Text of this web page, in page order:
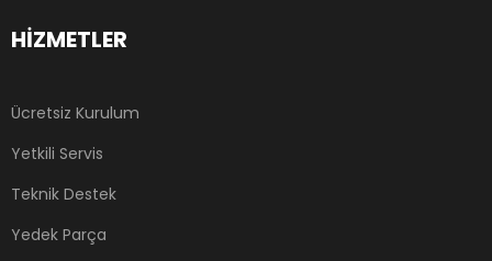
HİZMETLER
Ücretsiz Kurulum
Yetkili Servis
Teknik Destek
Yedek Parça